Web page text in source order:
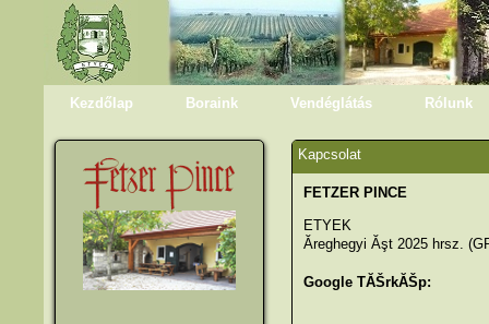
Kezdőlap Boraink Vendéglátás Rólunk
Kapcsolat
FETZER PINCE
ETYEK
Ăreghegyi Ăşt 2025 hrsz.
Google TĂŠrkĂŠp: